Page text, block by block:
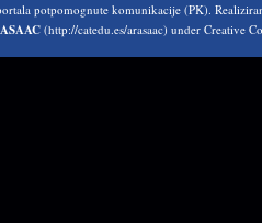
potpomognute komunikacije (PK).
(http://catedu.es/arasaac) under Creative